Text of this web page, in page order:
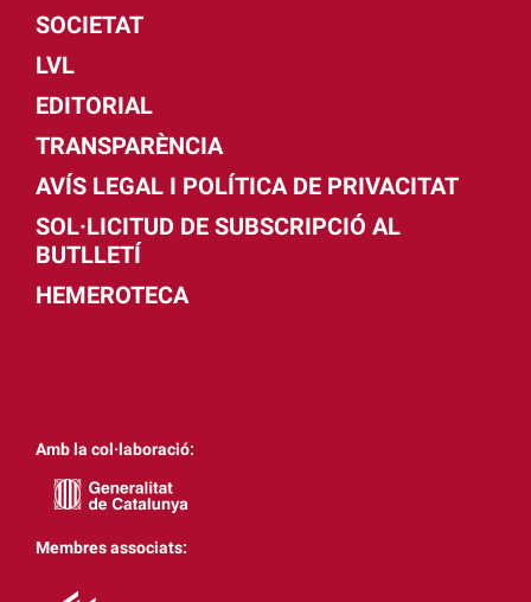
SOCIETAT
LVL
EDITORIAL
TRANSPARÈNCIA
AVÍS LEGAL I POLÍTICA DE PRIVACITAT
SOL·LICITUD DE SUBSCRIPCIÓ AL
BUTLLETÍ
HEMEROTECA
Amb la col·laboració:
Membres associats: